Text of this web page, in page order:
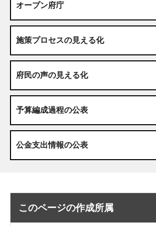
オープン府庁
施策プロセスの見える化
府民の声の見える化
予算編成過程の公表
公金支出情報の公表
このページの作成所属